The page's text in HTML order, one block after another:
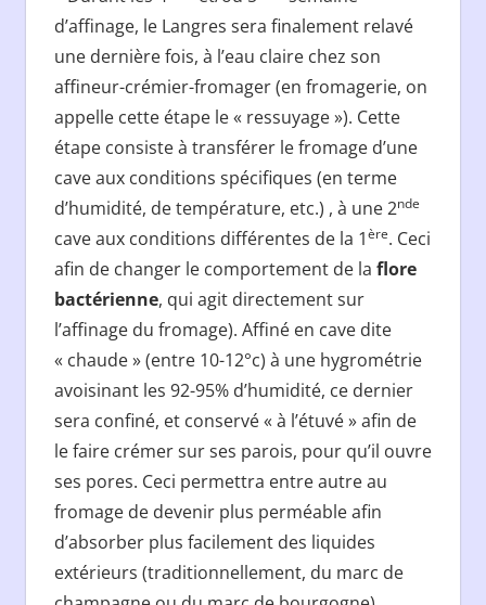
d’affinage, le Langres sera finalement relavé
une dernière fois, à l’eau claire chez son
affineur-crémier-fromager (en fromagerie, on
appelle cette étape le « ressuyage »). Cette
étape consiste à transférer le fromage d’une
cave aux conditions spécifiques (en terme
d’humidité, de température, etc.) , à une 2nde
cave aux conditions différentes de la 1ère. Ceci
afin de changer le comportement de la flore
bactérienne, qui agit directement sur
l’affinage du fromage). Affiné en cave dite
« chaude » (entre 10-12°c) à une hygrométrie
avoisinant les 92-95% d’humidité, ce dernier
sera confiné, et conservé « à l’étuvé » afin de
le faire crémer sur ses parois, pour qu’il ouvre
ses pores. Ceci permettra entre autre au
fromage de devenir plus perméable afin
d’absorber plus facilement des liquides
extérieurs (traditionnellement, du marc de